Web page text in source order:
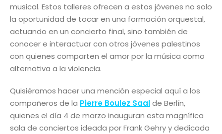
musical. Estos talleres ofrecen a estos jóvenes no solo
la oportunidad de tocar en una formación orquestal,
actuando en un concierto final, sino también de
conocer e interactuar con otros jóvenes palestinos
con quienes comparten el amor por la música como
alternativa a la violencia.
Quisiéramos hacer una mención especial aquí a los
compañeros de la Pierre Boulez Saalde Berlín,
quienes el día 4 de marzo inauguran esta magnífica
sala de conciertos ideada por Frank Gehry y dedicada